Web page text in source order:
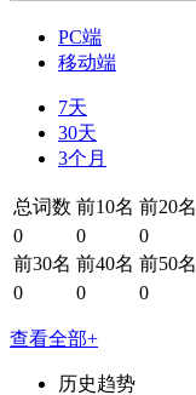
PC端
移动端
7天
30天
3个月
总词数 前10名 前20名
0
0
0
前30名 前40名 前50名
0
0 0
查看全部+
历史趋势